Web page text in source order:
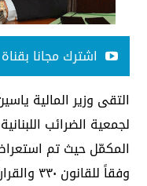
اشترك مجانا
التقى وزير المالية
لجمعية الضرائب
المكمّل حيث تم
وفقاً للقانون ٣٣٠ والقرارات التطبيقية الخاصة...